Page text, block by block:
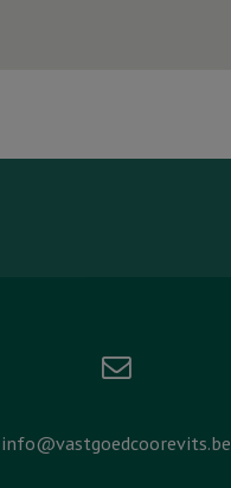
info@vastgoedcoorevits.be